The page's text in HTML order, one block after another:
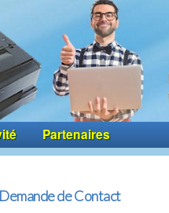
Partenaires
de Contact